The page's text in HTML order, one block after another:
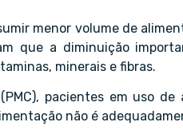
menor volume de
que a diminuição
minerais e fibras.
pacientes em uso de
não é